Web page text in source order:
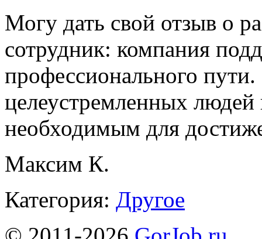
Могу дать свой отзыв о
сотрудник: компания
профессионального
целеустремленных людей
необходимым для
Максим К.
Категория: Другое